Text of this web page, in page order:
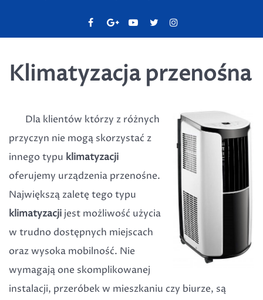
Klimatyzacja przenośna
Dla klientów którzy z różnych
przyczyn nie mogą skorzystać z
innego typu klimatyzacji
oferujemy urządzenia przenośne.
Największą zaletę tego typu
klimatyzacji jest możliwość użycia
w trudno dostępnych miejscach
oraz wysoka mobilność. Nie
wymagają one skomplikowanej
instalacji, przeróbek w mieszkaniu czy biurze, są